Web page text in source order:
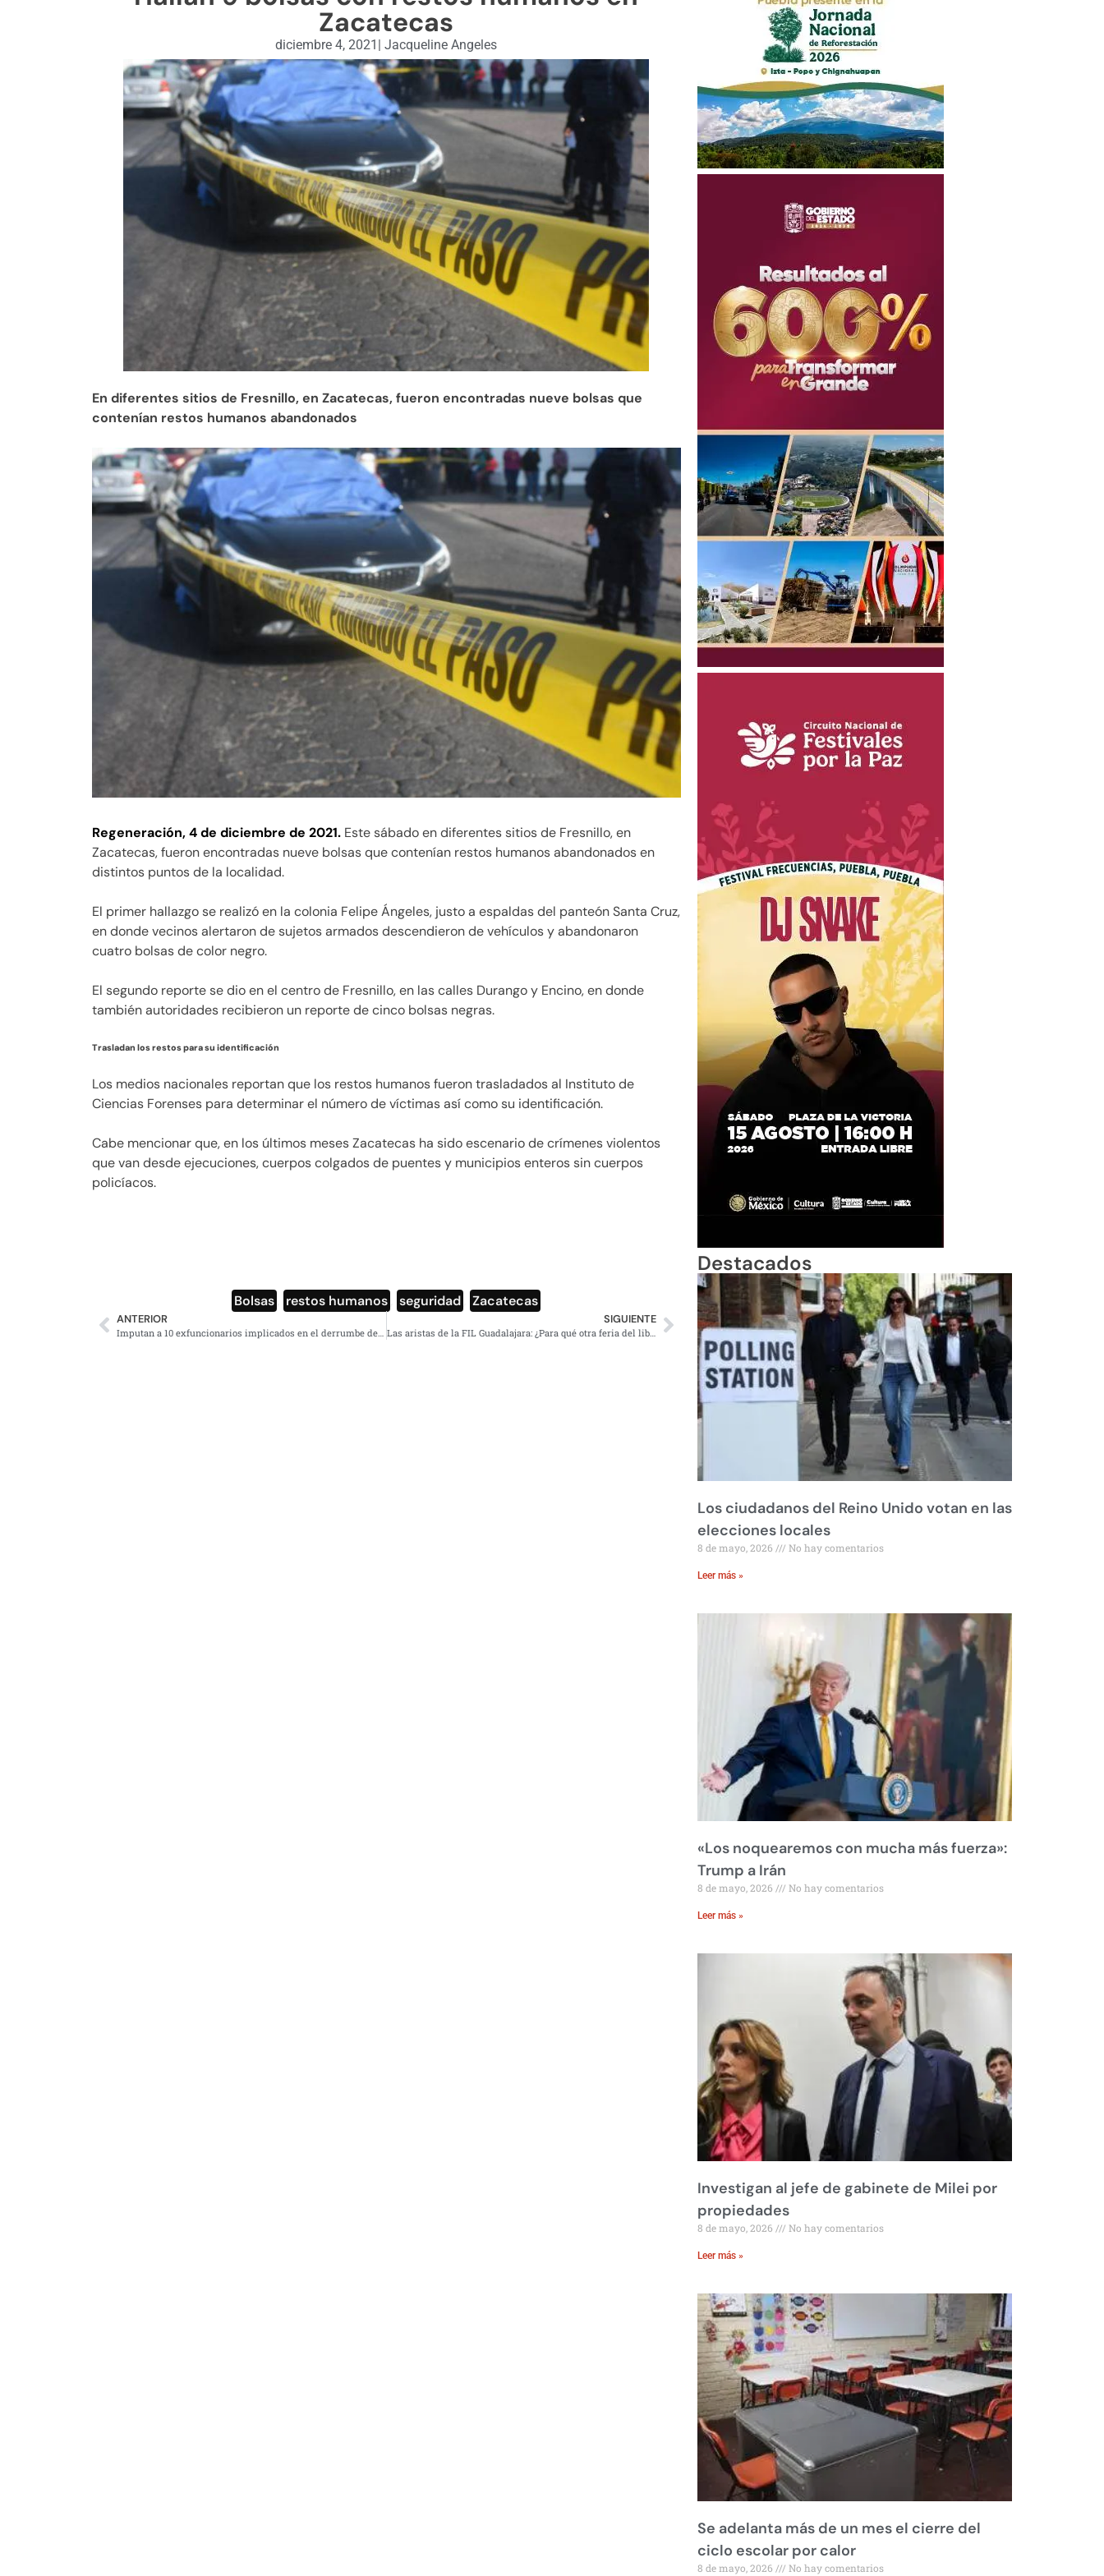
Zacatecas
diciembre 4, 2021 Jacqueline Angeles
En diferentes sitios de Fresnillo, en Zacatecas, fueron encontradas nueve bolsas que
contenían restos humanos abandonados
Regeneración, 4 de diciembre de 2021. Este sábado en diferentes sitios de Fresnillo, en
Zacatecas, fueron encontradas nueve bolsas que contenían restos humanos abandonados en
distintos puntos de la localidad.
El primer hallazgo se realizó en la colonia Felipe Ángeles, justo a espaldas del panteón Santa Cruz,
en donde vecinos alertaron de sujetos armados descendieron de vehículos y abandonaron
cuatro bolsas de color negro.
El segundo reporte se dio en el centro de Fresnillo, en las calles Durango y Encino, en donde
también autoridades recibieron un reporte de cinco bolsas negras.
Trasladan los restos para su identificación
Los medios nacionales reportan que los restos humanos fueron trasladados al Instituto de
Ciencias Forenses para determinar el número de víctimas así como su identificación.
Cabe mencionar que, en los últimos meses Zacatecas ha sido escenario de crímenes violentos
que van desde ejecuciones, cuerpos colgados de puentes y municipios enteros sin cuerpos
policíacos.
Bolsas restos humanos seguridad Zacatecas
ANTERIOR SIGUIENTE
Las aristas de la FIL Guadalajara: ¿Para qué otra feria del libro?
Destacados
Los ciudadanos del Reino Unido votan en las
elecciones locales
8 de mayo, 2026 No hay comentarios
Leer más »
«Los noquearemos con mucha más fuerza»:
Trump a Irán
8 de mayo, 2026 No hay comentarios
Leer más »
Investigan al jefe de gabinete de Milei por
propiedades
8 de mayo, 2026 No hay comentarios
Leer más »
Se adelanta más de un mes el cierre del
ciclo escolar por calor
8 de mayo, 2026 No hay comentarios